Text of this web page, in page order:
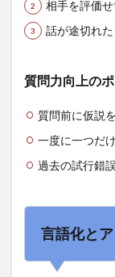
相手を評価せ
話が途切れ
質問力向上の
質問前に仮説
一度に一つだ
過去の試行錯
言語化と